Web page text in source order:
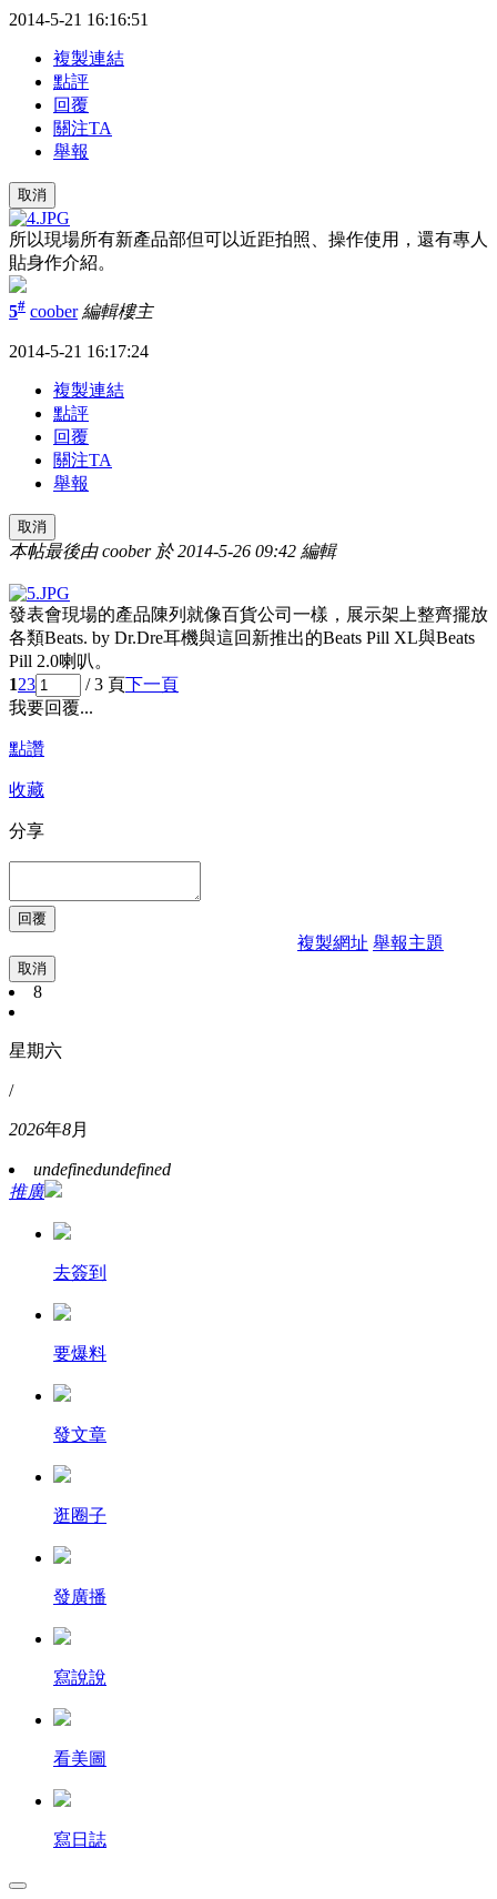
2014-5-21 16:16:51
複製連結
點評
回覆
關注TA
舉報
取消
所以現場所有新產品部但可以近距拍照、操作使用，還有專人
貼身作介紹。
5# coober 編輯樓主
2014-5-21 16:17:24
複製連結
點評
回覆
關注TA
舉報
取消
本帖最後由 coober 於 2014-5-26 09:42 編輯
發表會現場的產品陳列就像百貨公司一樣，展示架上整齊擺放
各類Beats. by Dr.Dre耳機與這回新推出的Beats Pill XL與Beats
Pill 2.0喇叭。
123 / 3 頁下一頁
我要回覆...
點讚
收藏
分享
複製網址 舉報主題
取消
8
星期六
/
2026年8月
undefinedundefined
推廣
去簽到
要爆料
發文章
逛圈子
發廣播
寫說說
看美圖
寫日誌